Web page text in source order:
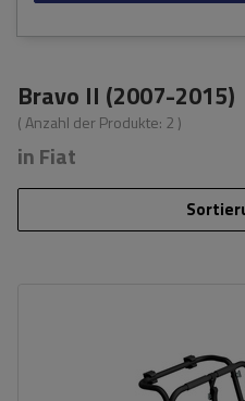
Bravo II (2007-2015)
( Anzahl der Produkte: 2 )
in Fiat
universelles Montagesystem